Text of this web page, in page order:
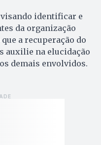
identificar e
da organização
a recuperação do
auxilie na elucidação
demais envolvidos.